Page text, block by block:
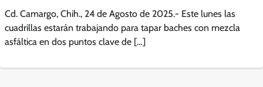
Cd. Camargo, Chih., 24 de Agosto de 2025.- Este lunes las
cuadrillas estarán trabajando para tapar baches con mezcla
asfáltica en dos puntos clave de […]